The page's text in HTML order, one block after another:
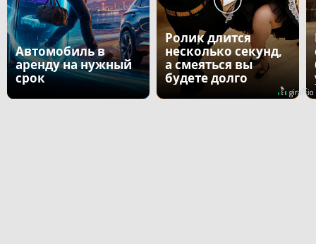
Автомобиль в
аренду на нужный
срок
Ролик длится
несколько секунд,
а смеяться вы
будете долго